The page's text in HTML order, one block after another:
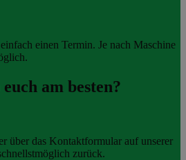
einen Termin. Je nach Maschine
am besten?
über das Kontaktformular auf unserer
zurück.